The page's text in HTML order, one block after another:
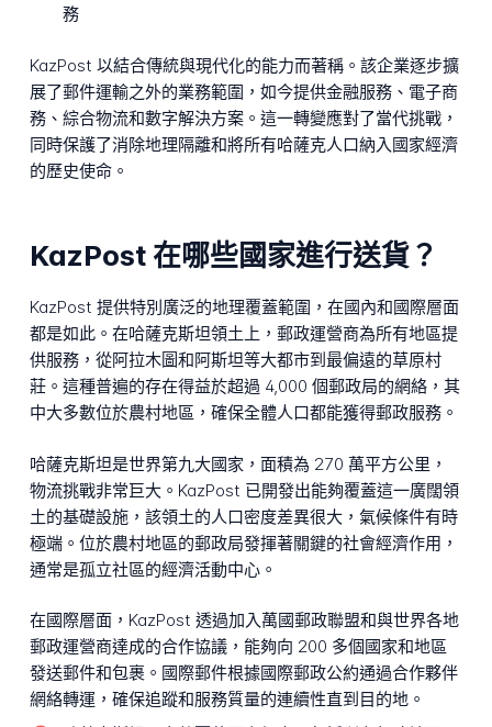
務
KazPost 以結合傳統與現代化的能力而著稱。該企業逐步擴
展了郵件運輸之外的業務範圍，如今提供金融服務、電子商
務、綜合物流和數字解決方案。這一轉變應對了當代挑戰，
同時保護了消除地理隔離和將所有哈薩克人口納入國家經濟
的歷史使命。
KazPost 在哪些國家進行送貨？
KazPost 提供特別廣泛的地理覆蓋範圍，在國內和國際層面
都是如此。在哈薩克斯坦領土上，郵政運營商為所有地區提
供服務，從阿拉木圖和阿斯坦等大都市到最偏遠的草原村
莊。這種普遍的存在得益於超過 4,000 個郵政局的網絡，其
中大多數位於農村地區，確保全體人口都能獲得郵政服務。
哈薩克斯坦是世界第九大國家，面積為 270 萬平方公里，
物流挑戰非常巨大。KazPost 已開發出能夠覆蓋這一廣闊領
土的基礎設施，該領土的人口密度差異很大，氣候條件有時
極端。位於農村地區的郵政局發揮著關鍵的社會經濟作用，
通常是孤立社區的經濟活動中心。
在國際層面，KazPost 透過加入萬國郵政聯盟和與世界各地
郵政運營商達成的合作協議，能夠向 200 多個國家和地區
發送郵件和包裹。國際郵件根據國際郵政公約通過合作夥伴
網絡轉運，確保追蹤和服務質量的連續性直到目的地。